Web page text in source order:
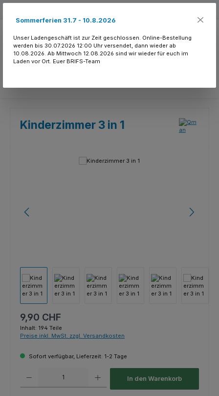
Kinderzimmer 3 in 1
Bildergalerie überspringen
Regulärer Preis:
9,90 CHF
Inhalt: 194 Teile
Preise inkl. MwSt. zzgl. Versandkosten
Sofort verfügbar, Lieferzeit: 1-2 Tage
In den Warenkorb
Sommerferien 31.7 - 10.8.2026
Unser Ladengeschäft ist zur Zeit geschlossen. Online-Bestellung
werden bis 30.07.2026 12:00 Uhr versendet, dann wieder ab
10.08.2026. Ab Mittwoch 12.08.2026 sind wir wieder für euch im
Laden vor Ort. Euer BRIFS-Team